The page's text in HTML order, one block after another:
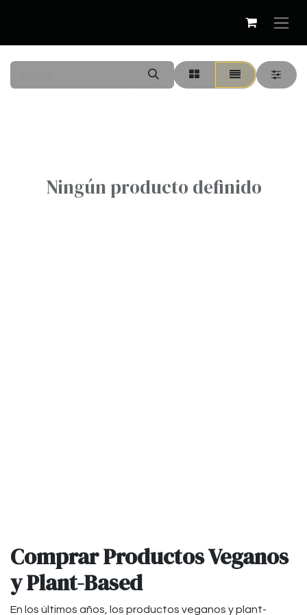
Ningún producto definido
Comprar Productos Veganos
y Plant-Based
En los últimos años, los productos veganos y plant-